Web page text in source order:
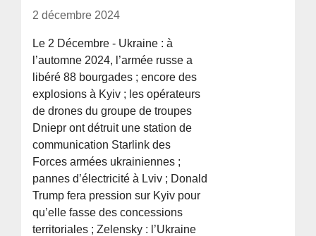
2 décembre 2024
Le 2 Décembre - Ukraine : à
l’automne 2024, l’armée russe a
libéré 88 bourgades ; encore des
explosions à Kyiv ; les opérateurs
de drones du groupe de troupes
Dniepr ont détruit une station de
communication Starlink des
Forces armées ukrainiennes ;
pannes d’électricité à Lviv ; Donald
Trump fera pression sur Kyiv pour
qu’elle fasse des concessions
territoriales ; Zelensky : l’Ukraine